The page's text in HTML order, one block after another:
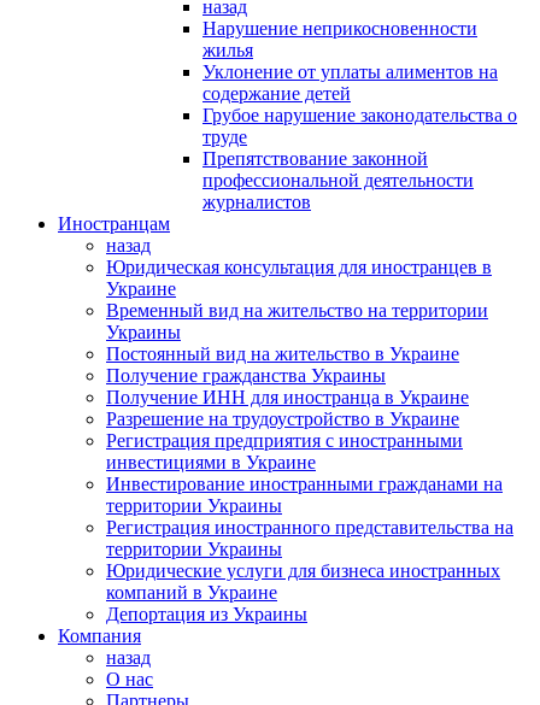
назад
Нарушение неприкосновенности
жилья
Уклонение от уплаты алиментов на
содержание детей
Грубое нарушение законодательства о
труде
Препятствование законной
профессиональной деятельности
журналистов
Иностранцам
назад
Юридическая консультация для иностранцев в
Украине
Временный вид на жительство на территории
Украины
Постоянный вид на жительство в Украине
Получение гражданства Украины
Получение ИНН для иностранца в Украине
Разрешение на трудоустройство в Украине
Регистрация предприятия с иностранными
инвестициями в Украине
Инвестирование иностранными гражданами на
территории Украины
Регистрация иностранного представительства на
территории Украины
Юридические услуги для бизнеса иностранных
компаний в Украине
Депортация из Украины
Компания
назад
О нас
Партнеры